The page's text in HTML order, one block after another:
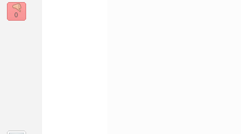
0